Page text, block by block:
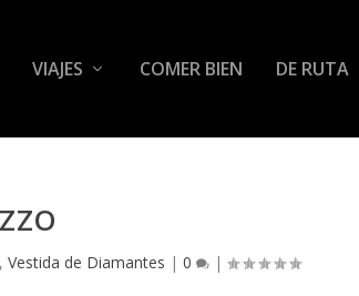
VIAJES COMER BIEN DE RUTA
,Vestida de Diamantes |0 |